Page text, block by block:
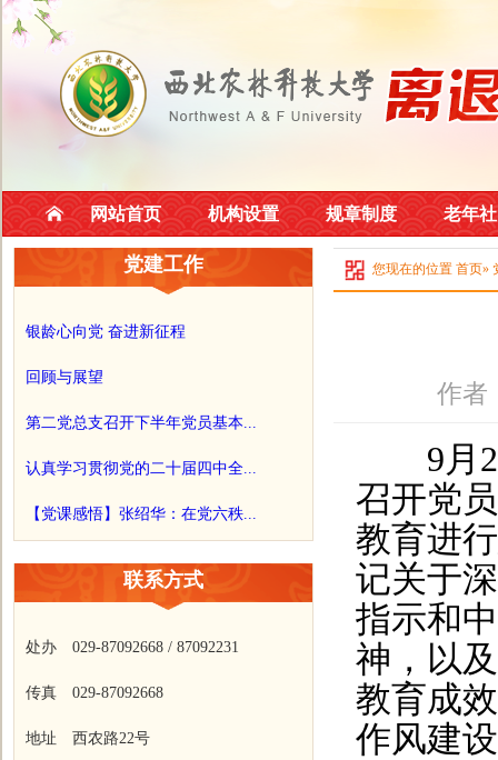
网站首页 机构设置 规章制度 老年
党建工作
银龄心向党 奋进新征程
回顾与展望
第二党总支召开下半年党员基本...
认真学习贯彻党的二十届四中全...
【党课感悟】张绍华：在党六秩...
联系方式
处办 029-87092668 / 87092231
传真 029-87092668
地址 西农路22号
您现在的位置 首页»
作
9月28
召开党
教育进
记关于
指示和
神，以
教育成
作风建